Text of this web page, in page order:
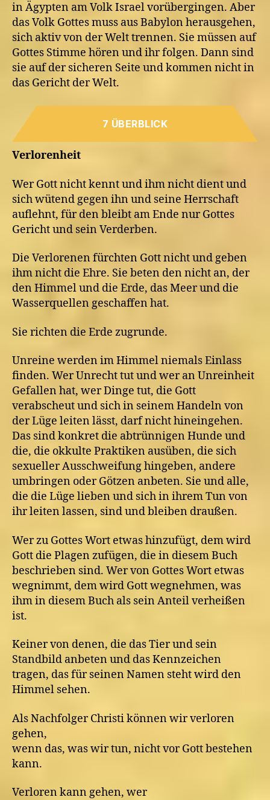
in Ägypten am Volk Israel vorübergingen. Aber
das Volk Gottes muss aus Babylon herausgehen,
sich aktiv von der Welt trennen. Sie müssen auf
Gottes Stimme hören und ihr folgen. Dann sind
sie auf der sicheren Seite und kommen nicht in
das Gericht der Welt.
7 ÜBERBLICK
Verlorenheit
Wer Gott nicht kennt und ihm nicht dient und
sich wütend gegen ihn und seine Herrschaft
auflehnt, für den bleibt am Ende nur Gottes
Gericht und sein Verderben.
Die Verlorenen fürchten Gott nicht und geben
ihm nicht die Ehre. Sie beten den nicht an, der
den Himmel und die Erde, das Meer und die
Wasserquellen geschaffen hat.
Sie richten die Erde zugrunde.
Unreine werden im Himmel niemals Einlass
finden. Wer Unrecht tut und wer an Unreinheit
Gefallen hat, wer Dinge tut, die Gott
verabscheut und sich in seinem Handeln von
der Lüge leiten lässt, darf nicht hineingehen.
Das sind konkret die abtrünnigen Hunde und
die, die okkulte Praktiken ausüben, die sich
sexueller Ausschweifung hingeben, andere
umbringen oder Götzen anbeten. Sie und alle,
die die Lüge lieben und sich in ihrem Tun von
ihr leiten lassen, sind und bleiben draußen.
Wer zu Gottes Wort etwas hinzufügt, dem wird
Gott die Plagen zufügen, die in diesem Buch
beschrieben sind. Wer von Gottes Wort etwas
wegnimmt, dem wird Gott wegnehmen, was
ihm in diesem Buch als sein Anteil verheißen
ist.
Keiner von denen, die das Tier und sein
Standbild anbeten und das Kennzeichen
tragen, das für seinen Namen steht wird den
Himmel sehen.
Als Nachfolger Christi können wir verloren
gehen,
wenn das, was wir tun, nicht vor Gott bestehen
kann.
Verloren kann gehen, wer